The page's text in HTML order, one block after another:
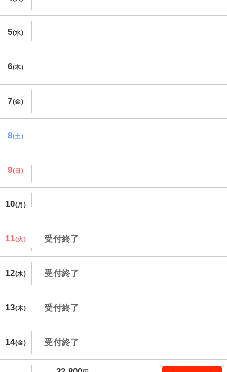
5(水)
6(木)
7(金)
8(土)
9(日)
10(月)
11(火) 受付終了
12(水) 受付終了
13(木) 受付終了
14(金) 受付終了